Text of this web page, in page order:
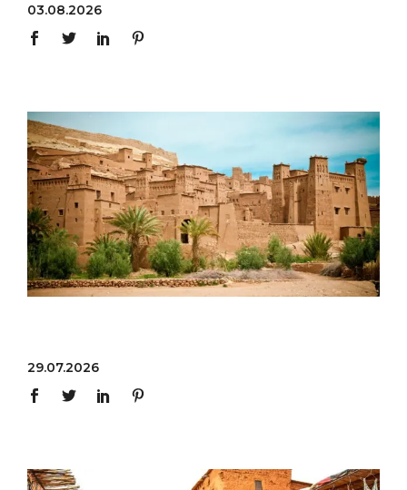
03.08.2026
29.07.2026